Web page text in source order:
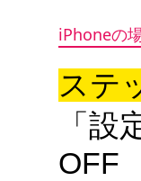
iPhoneの
ステ
「
OFF